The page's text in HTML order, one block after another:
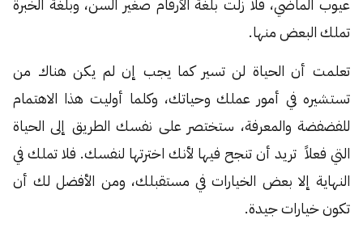
تملك البعض منها.
تعلمت أن الحياة لن تسير كما يجب إن لم يكن هناك من
تستشيره في أمور عملك وحياتك، وكلما أوليت هذا الاهتمام
للفضفضة والمعرفة، ستختصر على نفسك الطريق إلى الحياة
التي فعلاً تريد أن تنجح فيها لأنك اخترتها لنفسك. فلا تملك في
النهاية إلا بعض الخيارات في مستقبلك، ومن الأفضل لك أن
تكون خيارات جيدة.